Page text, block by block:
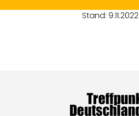
Stand: 9.11.2022